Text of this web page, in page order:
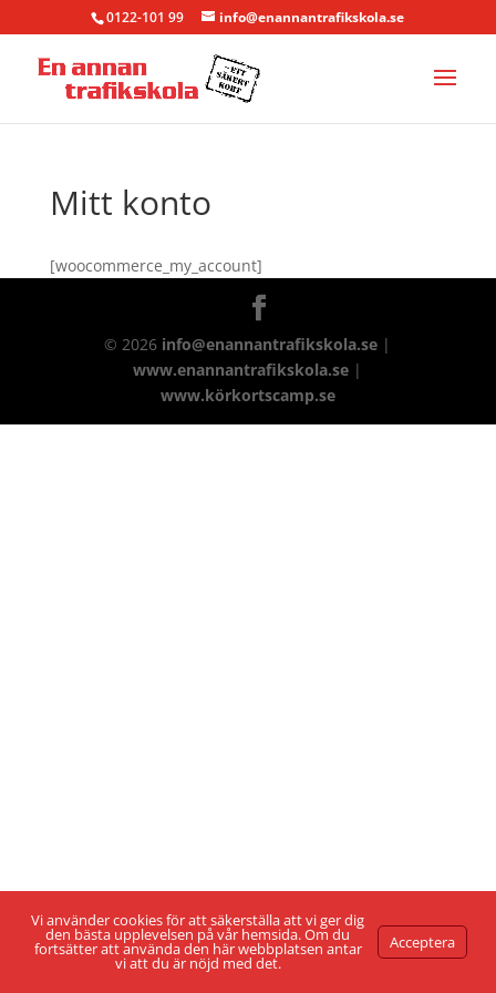
0122-101 99 info@enannantrafikskola.se
Mitt konto
[woocommerce_my_account]
©2026 info@enannantrafikskola.se |
www.enannantrafikskola.se |
www.körkortscamp.se
Vi använder cookies för att säkerställa att vi ger dig
den bästa upplevelsen på vår hemsida. Om du
fortsätter att använda den här webbplatsen antar
vi att du är nöjd med det.
Acceptera